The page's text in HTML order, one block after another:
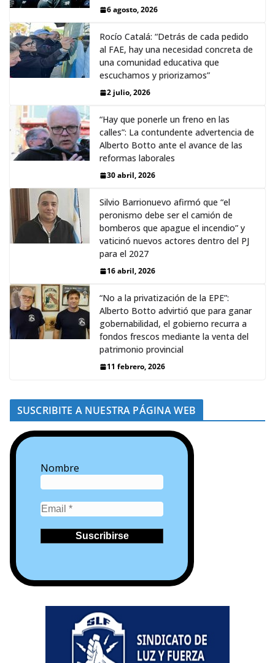
6 agosto, 2026
Rocío Catalá: “Detrás de cada pedido
al FAE, hay una necesidad concreta de
una comunidad educativa que
escuchamos y priorizamos”
2 julio, 2026
“Hay que ponerle un freno en las
calles”: La contundente advertencia de
Alberto Botto ante el avance de las
reformas laborales
30 abril, 2026
Silvio Barrionuevo afirmó que “el
peronismo debe ser el camión de
bomberos que apague el incendio” y
vaticinó nuevos actores dentro del PJ
para el 2027
16 abril, 2026
“No a la privatización de la EPE”:
Alberto Botto advirtió que para ganar
gobernabilidad, el gobierno recurra a
fondos frescos mediante la venta del
patrimonio provincial
11 febrero, 2026
SUSCRIBITE A NUESTRA PÁGINA WEB
Nombre